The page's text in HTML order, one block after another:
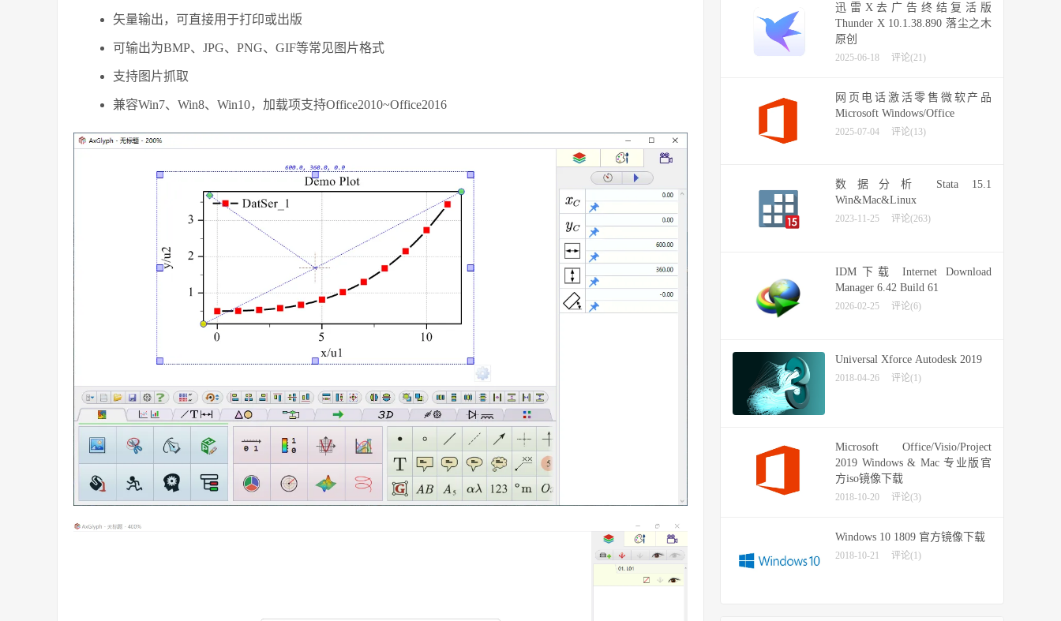
矢量输出，可直接用于打印或出版
可输出为BMP、JPG、PNG、GIF等常见图片格式
支持图片抓取
兼容Win7、Win8、Win10，加载项支持Office2010~Office2016
迅雷X去广告终结复活版
Thunder X 10.1.38.890 落尘之木
原创
2025-06-18 评论(21)
网页电话激活零售微软产品
Microsoft Windows/Office
2025-07-04 评论(13)
数据分析 Stata 15.1
Win&Mac&Linux
2023-11-25 评论(263)
IDM下载 Internet Download
Manager 6.42 Build 61
2026-02-25 评论(6)
Universal Xforce Autodesk 2019
2018-04-26 评论(1)
Microsoft Office/Visio/Project
2019 Windows & Mac 专业版官
方iso镜像下载
2018-10-20 评论(3)
Windows 10 1809 官方镜像下载
2018-10-21 评论(1)